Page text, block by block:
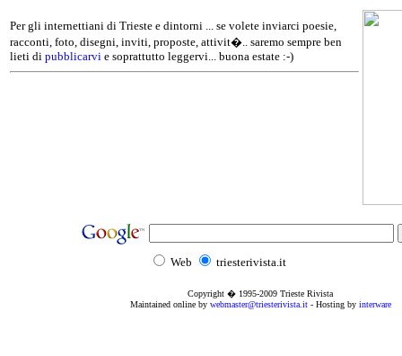
Per gli internettiani di Trieste e dintorni ... se volete inviarci poesie,
racconti, foto, disegni, inviti, proposte, attivit�.. saremo sempre ben
lieti di pubblicarvi e soprattutto leggervi... buona estate :-)
Web triesterivista.it
Copyright � 1995-2009 Trieste Rivista
Maintained online by webmaster@triesterivista.it- Hosting by interware